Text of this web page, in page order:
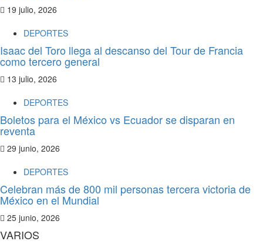
19 julio, 2026
DEPORTES
Isaac del Toro llega al descanso del Tour de Francia
como tercero general
13 julio, 2026
DEPORTES
Boletos para el México vs Ecuador se disparan en
reventa
29 junio, 2026
DEPORTES
Celebran más de 800 mil personas tercera victoria de
México en el Mundial
25 junio, 2026
VARIOS